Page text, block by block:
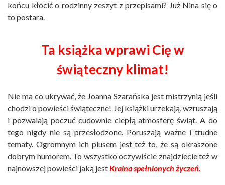
końcu kłócić o rodzinny zeszyt z przepisami? Już Nina się o
to postara.
Ta książka wprawi Cię w
świąteczny klimat!
Nie ma co ukrywać, że Joanna Szarańska jest mistrzynią jeśli
chodzi o powieści świąteczne! Jej książki urzekają, wzruszają
i pozwalają poczuć cudownie ciepłą atmosferę świąt. A do
tego nigdy nie są przesłodzone. Poruszają ważne i trudne
tematy. Ogromnym ich plusem jest też to, że są okraszone
dobrym humorem. To wszystko oczywiście znajdziecie też w
najnowszej powieści jaką jestKraina spełnionych życzeń.